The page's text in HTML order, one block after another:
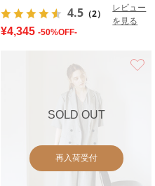
4.5 （2）
レビュー
を見る
¥4,345 -50%OFF-
SOLD OUT
再入荷受付